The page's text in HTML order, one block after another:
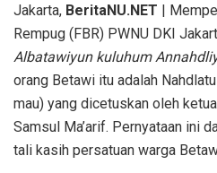
Jakarta, BeritaNU.NET |
Rempug (FBR) PWNU DKI
Albatawiyun kuluhum
orang Betawi itu adalah
mau) yang dicetuskan oleh
Samsul Ma’arif. Pernyataan ini
tali kasih persatuan warga